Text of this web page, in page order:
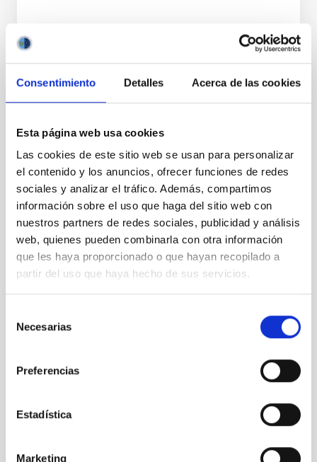
Consentimiento Detalles Acerca de las cookies
Esta página web usa cookies
Las cookies de este sitio web se usan para personalizar
el contenido y los anuncios, ofrecer funciones de redes
sociales y analizar el tráfico. Además, compartimos
información sobre el uso que haga del sitio web con
nuestros partners de redes sociales, publicidad y análisis
web, quienes pueden combinarla con otra información
que les haya proporcionado o que hayan recopilado a
partir del uso que haya hecho de sus servicios.
Necesarias
Preferencias
Estadística
Marketing
STATE
TECHNICIAN
REQUIRED DEGREE
MASTER'S DEGREE (QF-EHEA SECOND CYCLE)
SPECIALTY
RELACIONES INSTITUCIONALES
PROMOTION
NO